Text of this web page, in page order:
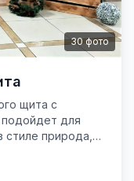
30фото
щита с
для
природа,